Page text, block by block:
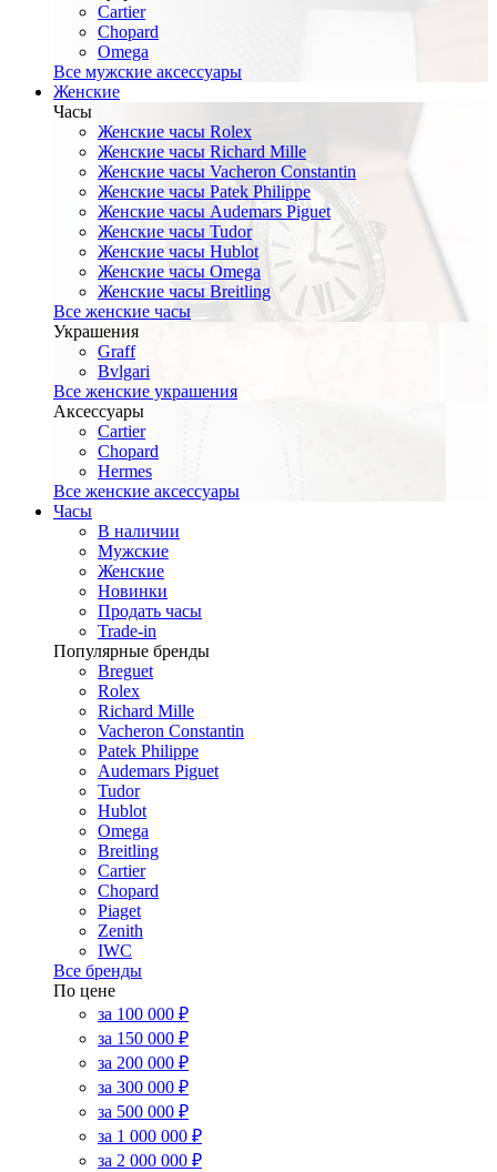
Cartier
Chopard
Omega
Все мужские аксессуары
Женские
Часы
Женские часы Rolex
Женские часы Richard Mille
Женские часы Vacheron Constantin
Женские часы Patek Philippe
Женские часы Audemars Piguet
Женские часы Tudor
Женские часы Hublot
Женские часы Omega
Женские часы Breitling
Все женские часы
Украшения
Graff
Bvlgari
Все женские украшения
Аксессуары
Cartier
Chopard
Hermes
Все женские аксессуары
Часы
В наличии
Мужские
Женские
Новинки
Продать часы
Trade-in
Популярные бренды
Breguet
Rolex
Richard Mille
Vacheron Constantin
Patek Philippe
Audemars Piguet
Tudor
Hublot
Omega
Breitling
Cartier
Chopard
Piaget
Zenith
IWC
Все бренды
По цене
за 100 000 ₽
за 150 000 ₽
за 200 000 ₽
за 300 000 ₽
за 500 000 ₽
за 1 000 000 ₽
за 2 000 000 ₽